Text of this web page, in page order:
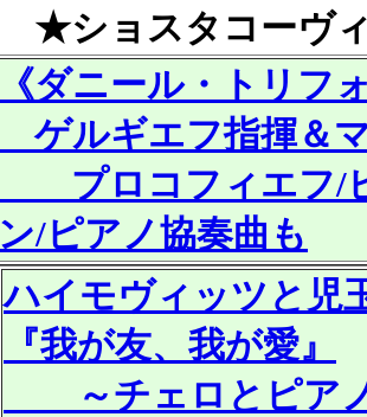
★ショスタコーヴ
《ダニール・トリフ
ゲルギエフ指揮＆
プロコフィエフ/ピ
ン/ピアノ協奏曲も
ハイモヴィッツと児
『我が友、我が愛』
～チェロとピアノ